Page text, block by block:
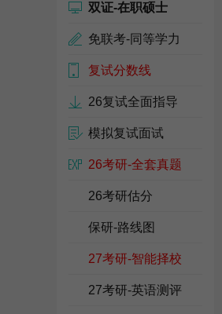
双证-在职硕士
免联考-同等学力
复试分数线
26复试全面指导
模拟复试面试
26考研-全套真题
26考研估分
保研-路线图
27考研-智能择校
27考研-英语测评